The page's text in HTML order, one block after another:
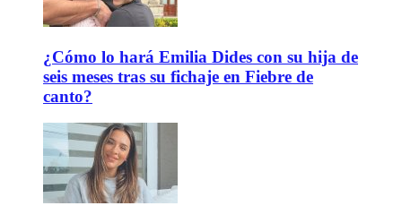
¿Cómo lo hará Emilia Dides con su hija de
seis meses tras su fichaje en Fiebre de
canto?